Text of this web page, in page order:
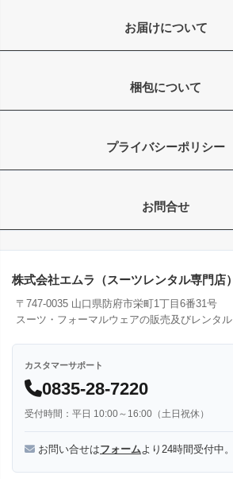
お届けについて
梱包について
プライバシーポリシー
お問合せ
株式会社エムラ（スーツレンタル専門店）
〒747-0035 山口県防府市栄町1丁目6番31号
スーツ・フォーマルウェアの販売及びレンタル
カスタマーサポート
0835-28-7220
受付時間：平日 10:00～16:00（土日祝休）
お問い合せはフォーム より24時間受付中。